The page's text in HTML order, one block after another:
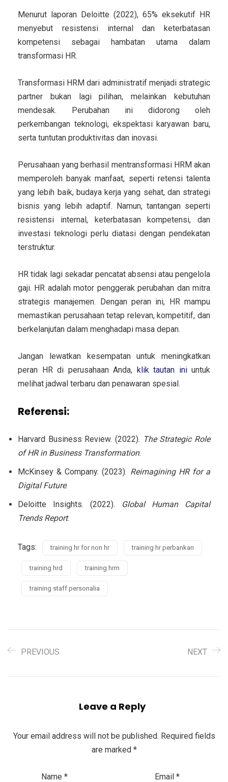
Menurut laporan Deloitte (2022), 65% eksekutif HR
menyebut resistensi internal dan keterbatasan
kompetensi sebagai hambatan utama dalam
transformasi HR.
Transformasi HRM dari administratif menjadi strategic
partner bukan lagi pilihan, melainkan kebutuhan
mendesak. Perubahan ini didorong oleh
perkembangan teknologi, ekspektasi karyawan baru,
serta tuntutan produktivitas dan inovasi.
Perusahaan yang berhasil mentransformasi HRM akan
memperoleh banyak manfaat, seperti retensi talenta
yang lebih baik, budaya kerja yang sehat, dan strategi
bisnis yang lebih adaptif. Namun, tantangan seperti
resistensi internal, keterbatasan kompetensi, dan
investasi teknologi perlu diatasi dengan pendekatan
terstruktur.
HR tidak lagi sekadar pencatat absensi atau pengelola
gaji. HR adalah motor penggerak perubahan dan mitra
strategis manajemen. Dengan peran ini, HR mampu
memastikan perusahaan tetap relevan, kompetitif, dan
berkelanjutan dalam menghadapi masa depan.
Jangan lewatkan kesempatan untuk meningkatkan
peran HR di perusahaan Anda, klik tautan iniuntuk
melihat jadwal terbaru dan penawaran spesial.
Referensi:
Harvard Business Review. (2022). The Strategic Role
of HR in Business Transformation.
McKinsey & Company. (2023). Reimagining HR for a
Digital Future.
Deloitte Insights. (2022).
Global Human Capital
Trends Report.
Tags: training hr for non hr training hr perbankan
training hrd training hrm
training staff personalia
PREVIOUS NEXT
Leave a Reply
Your email address will not be published. Required fields
are marked *
Name * Email *